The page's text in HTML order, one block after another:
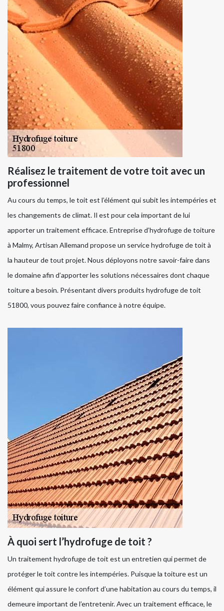
Réalisez le traitement de votre toit avec un
professionnel
Au cours du temps, le toit est l’élément qui subit les intempéries et
les changements de climat. Il est pour cela important de lui
apporter un traitement efficace. Entreprise d’hydrofuge de toiture
à Malmy, Artisan Allemand propose un service hydrofuge de toit à
la hauteur de tout projet. Nous déployons notre savoir-faire dans
le domaine afin d’apporter les solutions nécessaires dont chaque
toiture a besoin. Présentant divers produits hydrofuge de toit
51800, vous pouvez faire confiance à notre équipe.
À quoi sert l’hydrofuge de toit ?
Un traitement hydrofuge de toit est un entretien qui permet de
protéger le toit contre les intempéries. Puisque la toiture est un
élément qui assure le confort d’une habitation au cours du temps, il
demeure important de l’entretenir. Avec un traitement efficace, le